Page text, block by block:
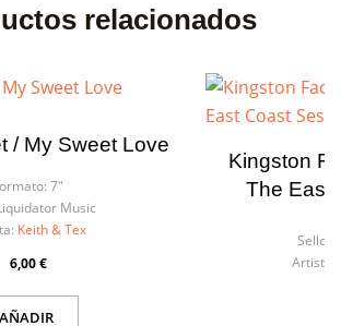
relacionados
/ My Sweet Love
7"
Music
Keith & Tex
6,00 €
AÑADIR
Kingston
The East
Sello:
Artista: